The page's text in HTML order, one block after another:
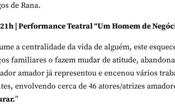
de Rana.
| Performance Teatral “Um Homem de
a centralidade da vida de alguém, este
familiares o fazem mudar de atitude,
amador já representou e encenou vários
envolvendo cerca de 46 atores/atrizes
”